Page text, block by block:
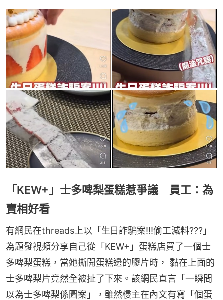
「KEW+」士多啤梨蛋糕惹爭議 員工：為
賣相好看
有網民在threads上以「生日詐騙案!!!偷工減料???」
為題發視頻分享自己從「KEW+」蛋糕店買了一個士
多啤梨蛋糕，當她撕開蛋糕邊的膠片時， 黏在上面的
士多啤梨片竟然全被扯了下來。該網民直言「一瞬間
以為士多啤梨係圖案」，雖然樓主在內文有寫「個蛋